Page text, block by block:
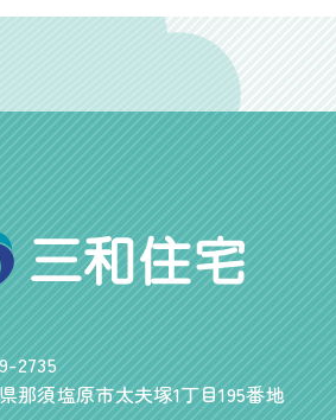
2735
那須塩原市太夫塚1丁目195番地